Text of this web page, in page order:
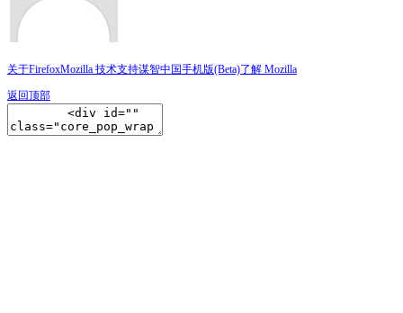
关于FirefoxMozilla 技术支持谋智中国手机版(Beta)了解 Mozilla
返回顶部